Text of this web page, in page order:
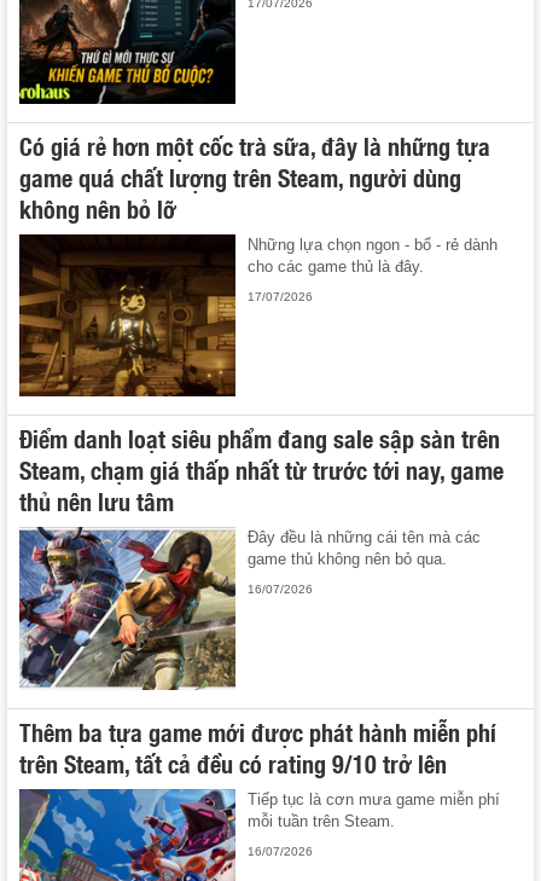
17/07/2026
Có giá rẻ hơn một cốc trà sữa, đây là những tựa
game quá chất lượng trên Steam, người dùng
không nên bỏ lỡ
Những lựa chọn ngon - bổ - rẻ dành
cho các game thủ là đây.
17/07/2026
Điểm danh loạt siêu phẩm đang sale sập sàn trên
Steam, chạm giá thấp nhất từ trước tới nay, game
thủ nên lưu tâm
Đây đều là những cái tên mà các
game thủ không nên bỏ qua.
16/07/2026
Thêm ba tựa game mới được phát hành miễn phí
trên Steam, tất cả đều có rating 9/10 trở lên
Tiếp tục là cơn mưa game miễn phí
mỗi tuần trên Steam.
16/07/2026